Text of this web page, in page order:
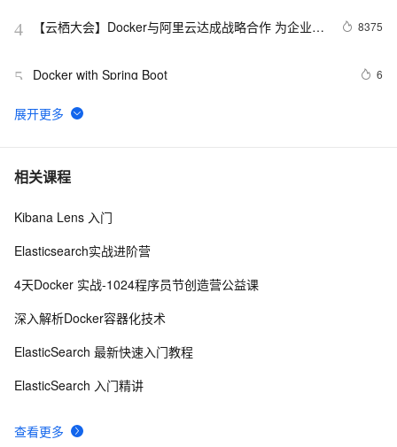
4
【云栖大会】Docker与阿里云达成战略合作 为企业级
8375
5 Docker with Spring Boot 6
6 Docker五分钟搭建Wordpress
7 利用Docker容器化部署应用的实战指南
8 Docker启动后怎样运行jar包文件
及 实战案例
10快速搭建Docker环境
相关课程
查看更多
Kibana Lens 入门
Elasticsearch实战进阶营
4天Docker 实战-1024程序员节创造营公益课
深入解析Docker容器化技术
ElasticSearch 最新快速入门教程
ElasticSearch 入门精讲